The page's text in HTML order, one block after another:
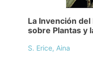
La Invención
sobre Plantas y
S. Erice, Aina